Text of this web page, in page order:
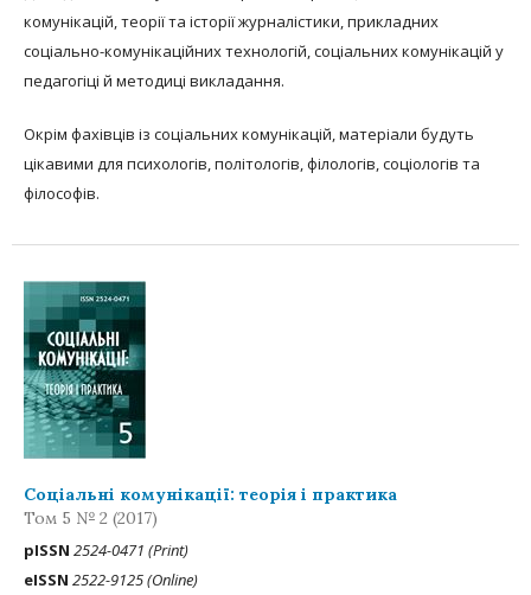
комунікацій, теорії та історії журналістики, прикладних
соціально-комунікаційних технологій, соціальних комунікацій у
педагогіці й методиці викладання.
Окрім фахівців із соціальних комунікацій, матеріали будуть
цікавими для психологів, політологів, філологів, соціологів та
філософів.
Соціальні комунікації: теорія і практика
Том 5 № 2 (2017)
рISSN 2524-0471 (Print)
eISSN 2522-9125 (Online)